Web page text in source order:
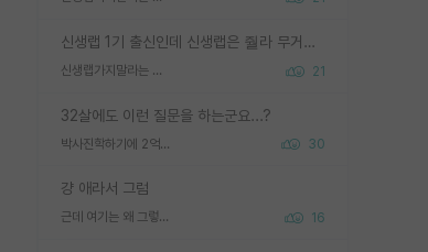
신생랩 1기 출신인데 신생랩은 줠라 무거운 바벨 같은거임. 들면 대박인데 못들면 깔려 죽음. 아무도 알려주지 않는 환경에서 자생해야하지만, 일단 살아남았다면 그 어떤 사람보다 악착같고 생존력 높은 사람으로 거듭날 수 있음
신생랩가지말라는 이유가 있었구나 21
32살에도 이런 질문을 하는군요...?
박사진학하기에 2억은 괜찮은 (?) 정도의 경제력인가요 30
걍 애라서 그럼
근데 여기는 왜 그렇게 SPK를 물어보는거임? 16